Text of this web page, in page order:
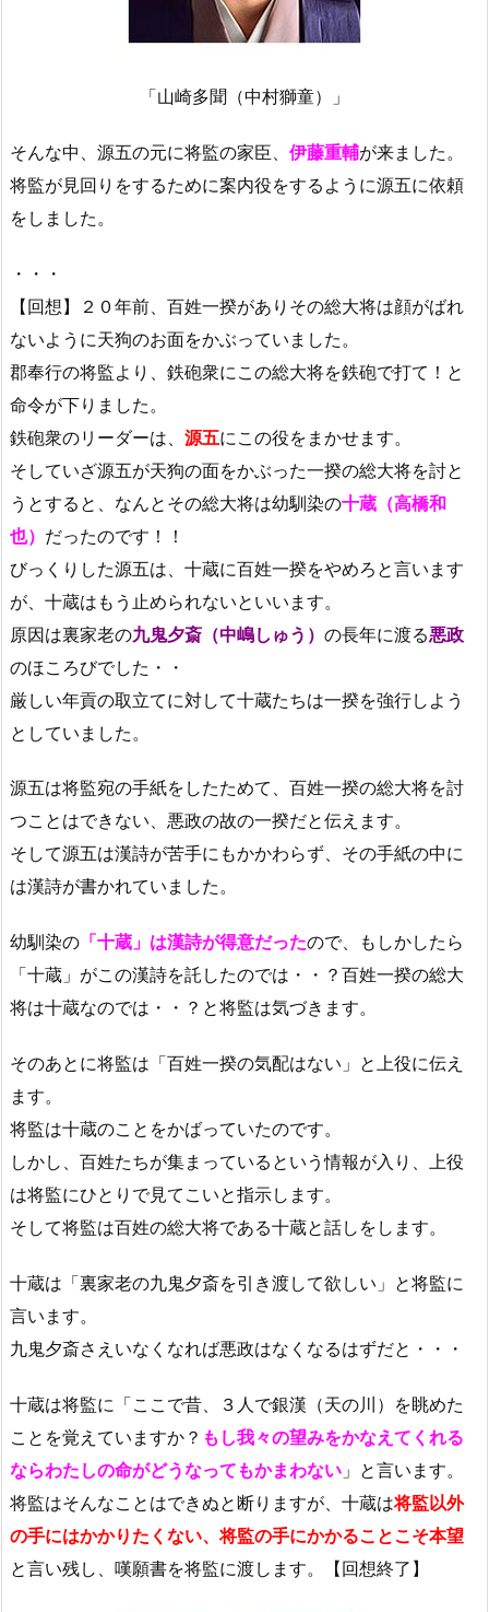
「山崎多聞（中村獅童）」
そんな中、源五の元に将監の家臣、 伊藤重輔が来ました。
将監が見回りをするために案内役をするように源五に依頼
をしました。
・・・
【回想】２０年前、百姓一揆がありその総大将は顔がばれ
ないように天狗のお面をかぶっていました。
郡奉行の将監より、鉄砲衆にこの総大将を鉄砲で打て！と
命令が下りました。
鉄砲衆のリーダーは、 源五にこの役をまかせます。
そしていざ源五が天狗の面をかぶった一揆の総大将を討と
うとすると、なんとその総大将は幼馴染の十蔵（高橋和
也） だったのです！！
びっくりした源五は、十蔵に百姓一揆をやめろと言います
が、十蔵はもう止められないといいます。
原因は裏家老の九鬼夕斎（中嶋しゅう） の長年に渡る悪政
のほころびでした・・
厳しい年貢の取立てに対して十蔵たちは一揆を強行しよう
としていました。
源五は将監宛の手紙をしたためて、百姓一揆の総大将を討
つことはできない、悪政の故の一揆だと伝えます。
そして源五は漢詩が苦手にもかかわらず、その手紙の中に
は漢詩が書かれていました。
幼馴染の 「十蔵」は漢詩が得意だったので、もしかしたら
「十蔵」がこの漢詩を託したのでは・・？百姓一揆の総大
将は十蔵なのでは・・？と将監は気づきます。
そのあとに将監は「百姓一揆の気配はない」と上役に伝え
ます。
将監は十蔵のことをかばっていたのです。
しかし、百姓たちが集まっているという情報が入り、上役
は将監にひとりで見てこいと指示します。
そして将監は百姓の総大将である十蔵と話しをします。
十蔵は「裏家老の九鬼夕斎を引き渡して欲しい」と将監に
言います。
九鬼夕斎さえいなくなれば悪政はなくなるはずだと・・・
十蔵は将監に「ここで昔、３人で銀漢（天の川）を眺めた
ことを覚えていますか？ もし我々の望みをかなえてくれる
ならわたしの命がどうなってもかまわない 」と言います。
将監はそんなことはできぬと断りますが、十蔵は将監以外
の手にはかかりたくない、将監の手にかかることこそ本望
と言い残し、嘆願書を将監に渡します。【回想終了】